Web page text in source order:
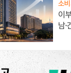
소
이
남